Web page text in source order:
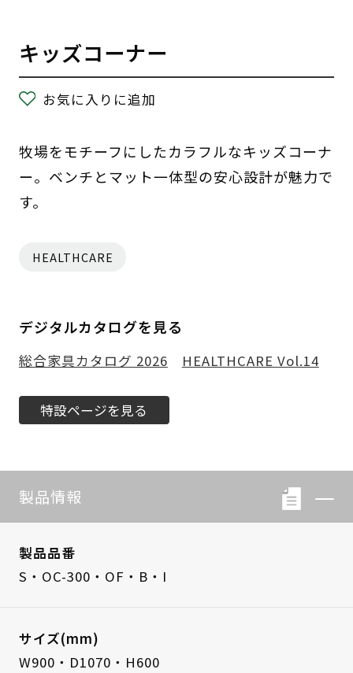
キッズコーナー
お気に入りに追加
牧場をモチーフにしたカラフルなキッズコーナ
ー。ベンチとマット一体型の安心設計が魅力で
す。
HEALTHCARE
デジタルカタログを見る
総合家具カタログ 2026 HEALTHCARE Vol.14
特設ページを見る
製品情報
製品品番
S・OC-300・OF・B・I
サイズ(mm)
W900・D1070・H600